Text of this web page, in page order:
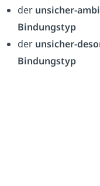
der unsicher-
Bindungstyp
der unsicher-
Bindungstyp